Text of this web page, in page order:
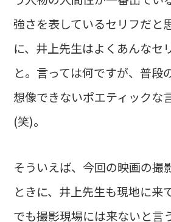
強さを表しているセリフだと
に、井上先生はよくあんなセ
と。言っては何ですが、普段
想像できないポエティックな
(笑)。
そういえば、今回の映画の撮
ときに、井上先生も現地に来
でも撮影現場には来ないと言